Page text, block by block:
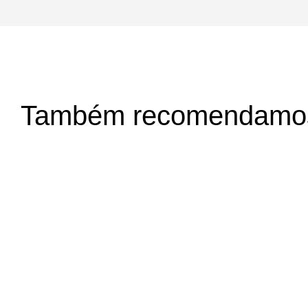
Também